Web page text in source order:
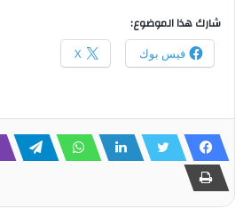
شارك هذا الموضوع:
فيس بوك X